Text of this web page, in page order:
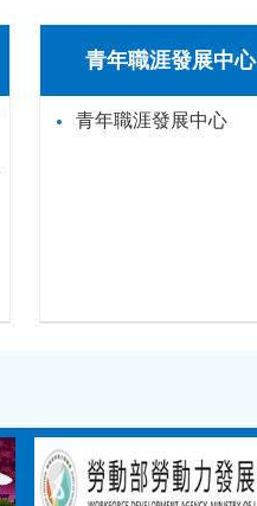
青年職涯發展中心
青年職涯發展中心